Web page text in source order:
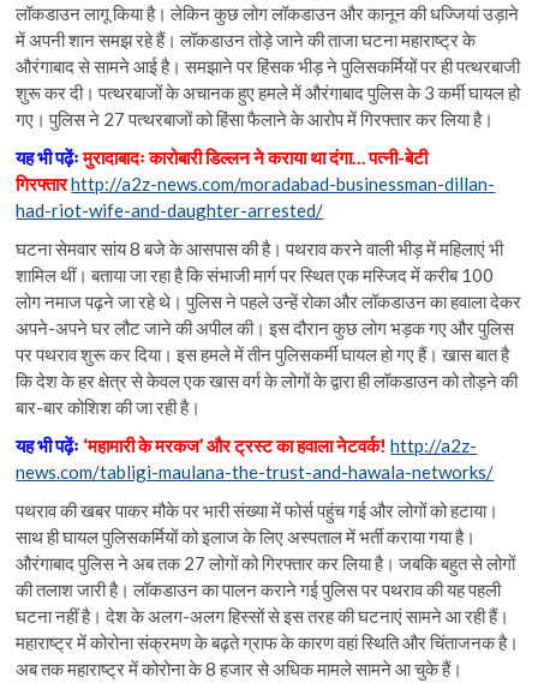
लॉकडाउन लागू किया है। लेकिन कुछ लोग लॉकडाउन और कानून की धज्जियां उड़ाने
में अपनी शान समझ रहे हैं। लॉकडाउन तोड़े जाने की ताजा घटना महाराष्ट्र के
औरंगाबाद से सामने आई है। समझाने पर हिंसक भीड़ ने पुलिसकर्मियों पर ही पत्थरबाजी
शुरू कर दी। पत्थरबाजों के अचानक हुए हमले में औरंगाबाद पुलिस के 3 कर्मी घायल हो
गए। पुलिस ने 27 पत्थरबाजों को हिंसा फैलाने के आरोप में गिरफ्तार कर लिया है।
यह भी पढ़ेंःमुरादाबादः कारोबारी डिल्लन ने कराया था दंगा… पत्नी-बेटी
गिरफ्तारhttp://a2z-news.com/moradabad-businessman-dillan-
had-riot-wife-and-daughter-arrested/
घटना सेमवार सांय 8 बजे के आसपास की है। पथराव करने वाली भीड़ में महिलाएं भी
शामिल थीं। बताया जा रहा है कि संभाजी मार्ग पर स्थित एक मस्जिद में करीब 100
लोग नमाज पढ़ने जा रहे थे। पुलिस ने पहले उन्हें रोका और लॉकडाउन का हवाला देकर
अपने-अपने घर लौट जाने की अपील की। इस दौरान कुछ लोग भड़क गए और पुलिस
पर पथराव शुरू कर दिया। इस हमले में तीन पुलिसकर्मी घायल हो गए हैं। खास बात है
कि देश के हर क्षेत्र से केवल एक खास वर्ग के लोगों के द्वारा ही लॉकडाउन को तोड़ने की
बार-बार कोशिश की जा रही है।
यह भी पढ़ेंः ‘महामारी के मरकज’ और ट्रस्ट का हवाला नेटवर्क! http://a2z-
news.com/tabligi-maulana-the-trust-and-hawala-networks/
पथराव की खबर पाकर मौके पर भारी संख्या में फोर्स पहुंच गई और लोगों को हटाया।
साथ ही घायल पुलिसकर्मियों को इलाज के लिए अस्पताल में भर्ती कराया गया है।
औरंगाबाद पुलिस ने अब तक 27 लोगों को गिरफ्तार कर लिया है। जबकि बहुत से लोगों
की तलाश जारी है। लॉकडाउन का पालन कराने गई पुलिस पर पथराव की यह पहली
घटना नहीं है। देश के अलग-अलग हिस्सों से इस तरह की घटनाएं सामने आ रही हैं।
महाराष्ट्र में कोरोना संक्रमण के बढ़ते ग्राफ के कारण वहां स्थिति और चिंताजनक है।
अब तक महाराष्ट्र में कोरोना के 8 हजार से अधिक मामले सामने आ चुके हैं।